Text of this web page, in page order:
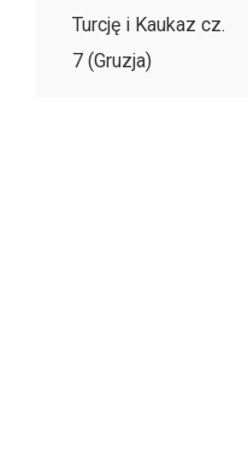
Turcję i Kaukaz cz.
7 (Gruzja)